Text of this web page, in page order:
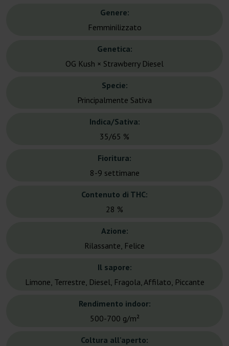
Genere:
Femminilizzato
Genetica:
OG Kush × Strawberry Diesel
Specie:
Principalmente Sativa
Indica/Sativa:
35/65 %
Fioritura:
8-9 settimane
Contenuto di THC:
28 %
Azione:
Rilassante, Felice
Il sapore:
Limone, Terrestre, Diesel, Fragola, Affilato, Piccante
Rendimento indoor:
500-700 g/m²
Coltura all'aperto: